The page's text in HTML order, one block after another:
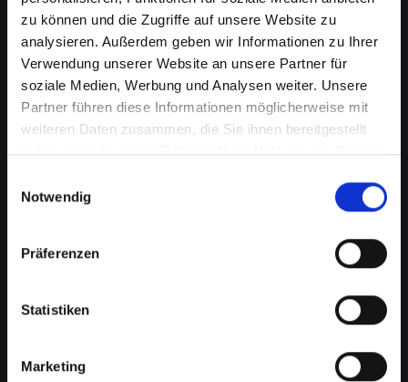
zu können und die Zugriffe auf unsere Website zu
analysieren. Außerdem geben wir Informationen zu Ihrer
Verwendung unserer Website an unsere Partner für
soziale Medien, Werbung und Analysen weiter. Unsere
Partner führen diese Informationen möglicherweise mit
weiteren Daten zusammen, die Sie ihnen bereitgestellt
haben oder die sie im Rahmen Ihrer Nutzung der Dienste
Notwendig
Präferenzen
Statistiken
Marketing
Ladebuchsenprobleme bei
Ihrem IPHONE-XR in Absdorf?
Schnelle Reparatur verfügbar
Ein häufiges Problem bei Smartphones ist die
Beschädigung der Ladebuchse. Dies kann
richtig lädt oder die Verbindung zum